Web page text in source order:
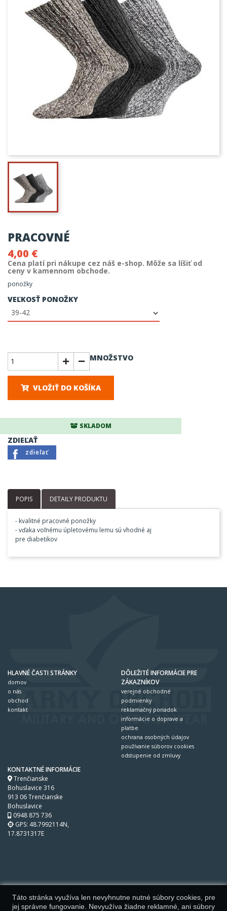
Táto stránka využíva len nevyhnutne nutné súbory cookies, pre
jej správne fungovanie. Nevyužíva žiadne reklamné, ani súbory
PRACOVNÉ
4,00 €
Cena platí pri nákupe cez náš e-shop. Môže sa líšiť od
ceny v kamennom obchode.
ponožky
VEĽKOSŤ PONOŽKY
MNOŽSTVO
VLOŽIŤ DO KOŠÍKA
SKLADOM
ZDIEĽAŤ
zdieľať
POPIS DETAILY PRODUKTU
- kvalitné pracovné ponožky
- vďaka voľnému úpletovému lemu sú vhodné aj
pre diabetikov
HLAVNÉ ČASTI STRÁNKY
domov
o nás
obchod
kontakt
DÔLEŽITÉ INFORMÁCIE PRE
ZÁKAZNÍKOV
verejné obchodné
podmienky
reklamačný poriadok
informácie o doprave a
platbe
ochrana osobných údajov
používanie súborov cookies
odstupenie od zmluvy
KONTAKTNÉ INFORMÁCIE
Trenčianske
Bohuslavice 316
913 06 Trenčianske
Bohuslavice
0948 875 736
GPS: 48.7992114N,
17.8731317E